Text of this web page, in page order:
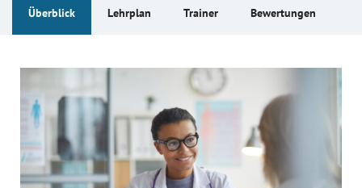
Überblick Lehrplan Trainer Bewertungen